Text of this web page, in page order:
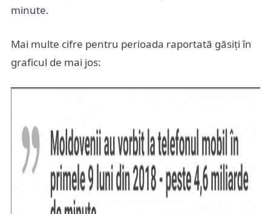
minute.
Mai multe cifre pentru perioada raportată găsiți în
graficul de mai jos: